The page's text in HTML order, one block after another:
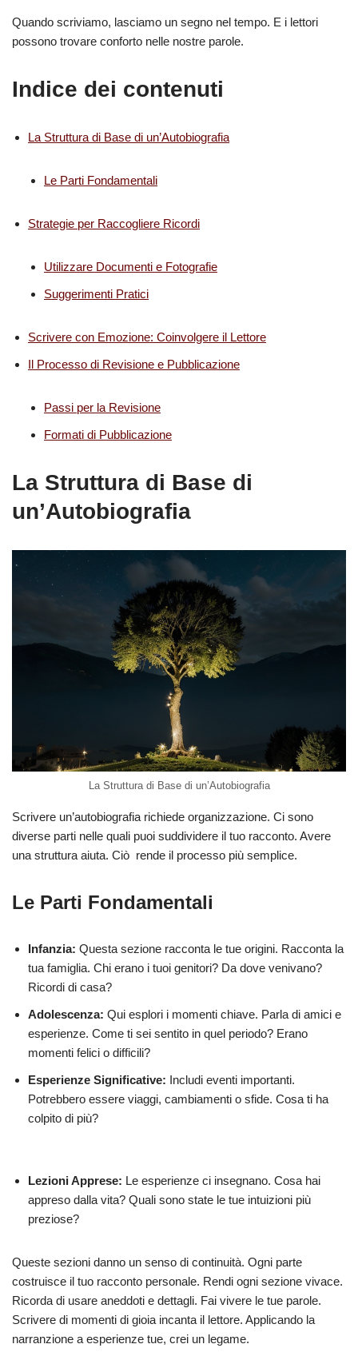
Quando scriviamo, lasciamo un segno nel tempo. E i lettori
possono trovare conforto nelle nostre parole.
Indice dei contenuti
La Struttura di Base di un’Autobiografia
Le Parti Fondamentali
Strategie per Raccogliere Ricordi
Utilizzare Documenti e Fotografie
Suggerimenti Pratici
Scrivere con Emozione: Coinvolgere il Lettore
Il Processo di Revisione e Pubblicazione
Passi per la Revisione
Formati di Pubblicazione
La Struttura di Base di
un’Autobiografia
La Struttura di Base di un’Autobiografia
Scrivere un’autobiografia richiede organizzazione. Ci sono
diverse parti nelle quali puoi suddividere il tuo racconto. Avere
una struttura aiuta. Ciò rende il processo più semplice.
Le Parti Fondamentali
Infanzia: Questa sezione racconta le tue origini. Racconta la
tua famiglia. Chi erano i tuoi genitori? Da dove venivano?
Ricordi di casa?
Adolescenza: Qui esplori i momenti chiave. Parla di amici e
esperienze. Come ti sei sentito in quel periodo? Erano
momenti felici o difficili?
Esperienze Significative: Includi eventi importanti.
Potrebbero essere viaggi, cambiamenti o sfide. Cosa ti ha
colpito di più?
Lezioni Apprese: Le esperienze ci insegnano. Cosa hai
appreso dalla vita? Quali sono state le tue intuizioni più
preziose?
Queste sezioni danno un senso di continuità. Ogni parte
costruisce il tuo racconto personale. Rendi ogni sezione vivace.
Ricorda di usare aneddoti e dettagli. Fai vivere le tue parole.
Scrivere di momenti di gioia incanta il lettore. Applicando la
narranzione a esperienze tue, crei un legame.